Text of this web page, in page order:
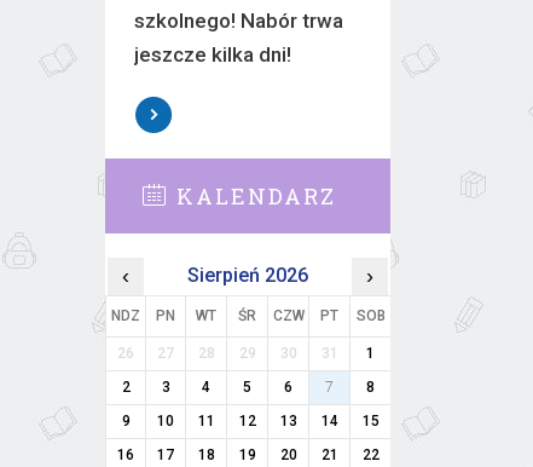
szkolnego! Nabór trwa
jeszcze kilka dni!
KALENDARZ
‹ Sierpień 2026 ›
NDZ PN WT ŚR CZW PT SOB
26 27 28 29 30 31
1
2
3 4 5 6 7
8
9
10 11 12 13 14
15
16
17 18 19 20 21
22